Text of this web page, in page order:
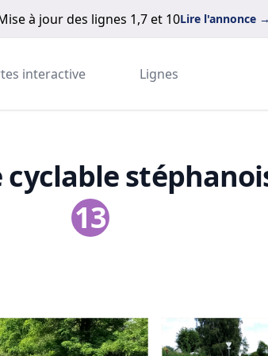
à jour des lignes 1,7 et 10Lire l'annonce →
interactive Lignes
13